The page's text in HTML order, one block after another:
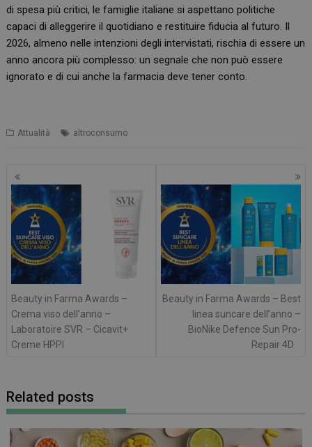
di spesa più critici, le famiglie italiane si aspettano politiche
capaci di alleggerire il quotidiano e restituire fiducia al futuro. Il
2026, almeno nelle intenzioni degli intervistati, rischia di essere un
anno ancora più complesso: un segnale che non può essere
ignorato e di cui anche la farmacia deve tener conto.
Attualità altroconsumo
Navigazione
articoli
Beauty in Farma Awards –
Crema viso dell’anno –
Laboratoire SVR – Cicavit+
Creme HPPI
Beauty in Farma Awards – Best
linea suncare dell’anno –
BioNike Defence Sun Pro-
Repair 4D
Related posts